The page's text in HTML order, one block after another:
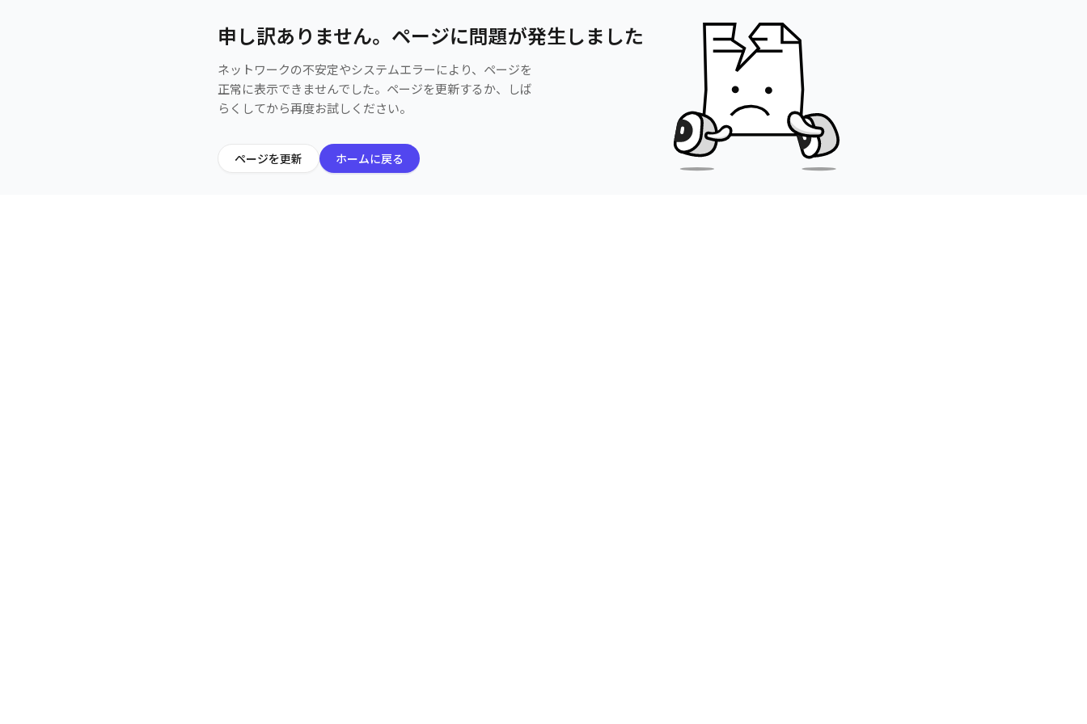
申し訳ありません。ページに問題が発生しました
ネットワークの不安定やシステムエラーにより、ページを
正常に表示できませんでした。ページを更新するか、しば
らくしてから再度お試しください。
ページを更新 ホームに戻る